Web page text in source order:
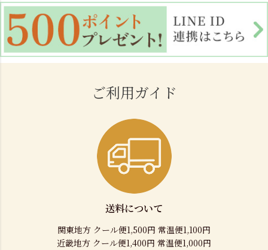
ご利用ガイド
送料について
関東地方 クール便1,500円 常温便1,100円
近畿地方 クール便1,400円 常温便1,000円